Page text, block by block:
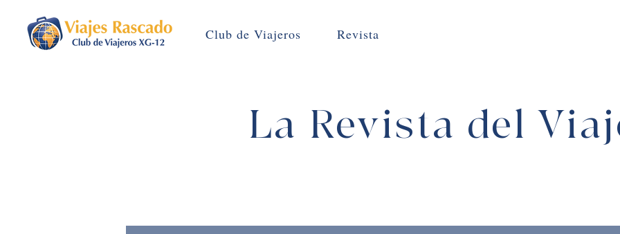
Club de Viajeros Revista
La Revista del